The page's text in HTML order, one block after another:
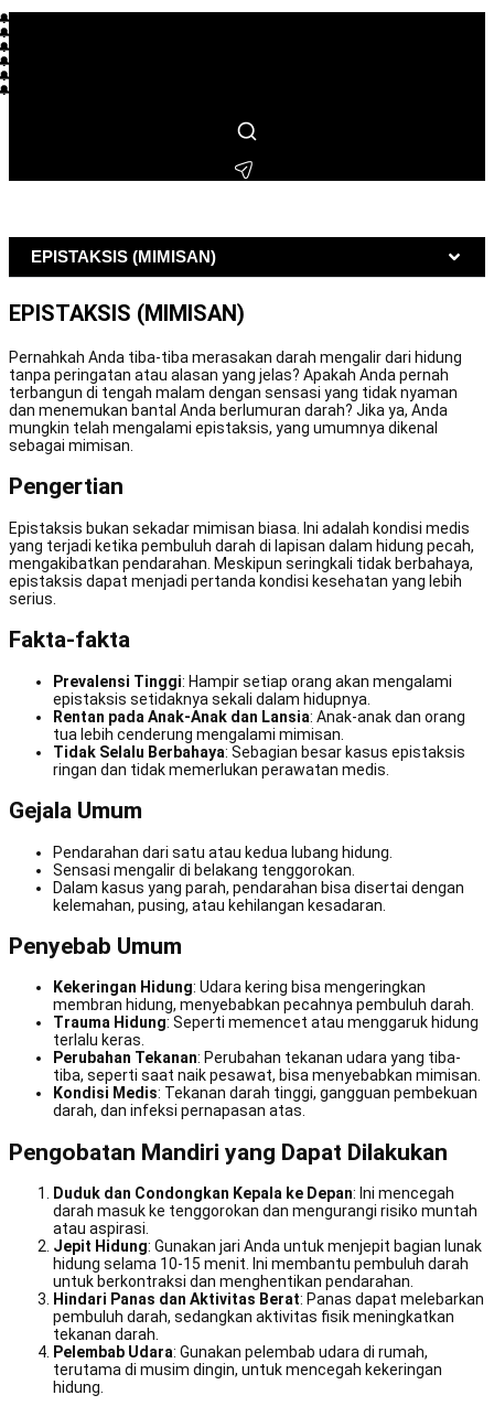
L*** membeli beberapa jam lalu
S***** membeli beberapa menit lalu
F**** membeli beberapa jam lalu
T**** membeli beberapa hari lalu
H*** membeli beberapa menit lalu
B**** membeli beberapa menit lalu
EPISTAKSIS (MIMISAN)
EPISTAKSIS (MIMISAN)
Pernahkah Anda tiba-tiba merasakan darah mengalir dari hidung
tanpa peringatan atau alasan yang jelas? Apakah Anda pernah
terbangun di tengah malam dengan sensasi yang tidak nyaman
dan menemukan bantal Anda berlumuran darah? Jika ya, Anda
mungkin telah mengalami epistaksis, yang umumnya dikenal
sebagai mimisan.
Pengertian
Epistaksis bukan sekadar mimisan biasa. Ini adalah kondisi medis
yang terjadi ketika pembuluh darah di lapisan dalam hidung pecah,
mengakibatkan pendarahan. Meskipun seringkali tidak berbahaya,
epistaksis dapat menjadi pertanda kondisi kesehatan yang lebih
serius.
Fakta-fakta
Prevalensi Tinggi: Hampir setiap orang akan mengalami
epistaksis setidaknya sekali dalam hidupnya.
Rentan pada Anak-Anak dan Lansia: Anak-anak dan orang
tua lebih cenderung mengalami mimisan.
Tidak Selalu Berbahaya: Sebagian besar kasus epistaksis
ringan dan tidak memerlukan perawatan medis.
Gejala Umum
Pendarahan dari satu atau kedua lubang hidung.
Sensasi mengalir di belakang tenggorokan.
Dalam kasus yang parah, pendarahan bisa disertai dengan
kelemahan, pusing, atau kehilangan kesadaran.
Penyebab Umum
Kekeringan Hidung: Udara kering bisa mengeringkan
membran hidung, menyebabkan pecahnya pembuluh darah.
Trauma Hidung: Seperti memencet atau menggaruk hidung
terlalu keras.
Perubahan Tekanan: Perubahan tekanan udara yang tiba-
tiba, seperti saat naik pesawat, bisa menyebabkan mimisan.
Kondisi Medis: Tekanan darah tinggi, gangguan pembekuan
darah, dan infeksi pernapasan atas.
Pengobatan Mandiri yang Dapat Dilakukan
Duduk dan Condongkan Kepala ke Depan: Ini mencegah
darah masuk ke tenggorokan dan mengurangi risiko muntah
atau aspirasi.
Jepit Hidung: Gunakan jari Anda untuk menjepit bagian lunak
hidung selama 10-15 menit. Ini membantu pembuluh darah
untuk berkontraksi dan menghentikan pendarahan.
Hindari Panas dan Aktivitas Berat: Panas dapat melebarkan
pembuluh darah, sedangkan aktivitas fisik meningkatkan
tekanan darah.
Pelembab Udara: Gunakan pelembab udara di rumah,
terutama di musim dingin, untuk mencegah kekeringan
hidung.